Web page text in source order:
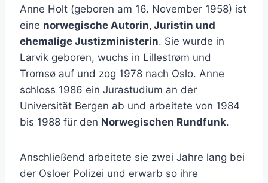
Anne Holt (geboren am 16. November 1958) ist
eine norwegische Autorin, Juristin und
ehemalige Justizministerin. Sie wurde in
Larvik geboren, wuchs in Lillestrøm und
Tromsø auf und zog 1978 nach Oslo. Anne
schloss 1986 ein Jurastudium an der
Universität Bergen ab und arbeitete von 1984
bis 1988 für den Norwegischen Rundfunk.
Anschließend arbeitete sie zwei Jahre lang bei
der Osloer Polizei und erwarb so ihre